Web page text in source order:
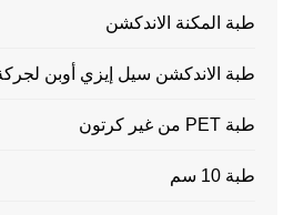
طبة المكنة الاندكشن
طبة الاندكشن سيل إيزي أوبن
طبة PET من غير كرتون
طبة 10 سم